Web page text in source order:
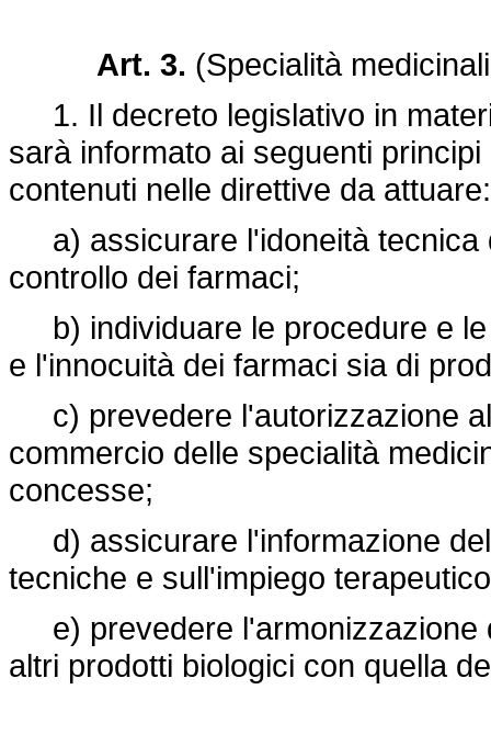
Art. 3. (Specialità
1. Il decreto legislativo in
sarà informato ai seguenti
contenuti nelle direttive da attuare:
a) assicurare l'idoneità tecnica
controllo dei farmaci;
b) individuare le procedure e le
e l'innocuità dei farmaci sia di
c) prevedere l'autorizzazione
commercio delle specialità
concesse;
d) assicurare l'informazione
tecniche e sull'impiego
e) prevedere l'armonizzazione
altri prodotti biologici con quella